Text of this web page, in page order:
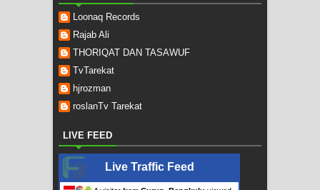
Loonaq Records
Rajab Ali
THORIQAT DAN TASAWUF
TvTarekat
hjrozman
roslanTv Tarekat
LIVE FEED
Live Traffic Feed